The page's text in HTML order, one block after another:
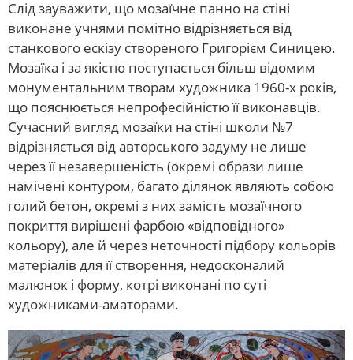
Слід зауважити, що мозаїчне панно на стіні
виконане учнями помітно відрізняється від
станкового ескізу створеного Григорієм Синицею.
Мозаїка і за якістю поступається більш відомим
монументальним творам художника 1960-х років,
що пояснюється непрофесійністю її виконавців.
Сучасний вигляд мозаїки на стіні школи №7
відрізняється від авторського задуму не лише
через її незавершеність (окремі образи лише
намічені контуром, багато ділянок являють собою
голий бетон, окремі з них замість мозаїчного
покриття вирішені фарбою «відповідного»
кольору), але й через неточності підбору кольорів
матеріалів для її створення, недосконалий
малюнок і форму, котрі виконані по суті
художниками-аматорами.